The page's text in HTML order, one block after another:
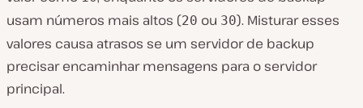
usam números mais altos (20 ou 30). Misturar esses
valores causa atrasos se um servidor de backup
precisar encaminhar mensagens para o servidor
principal.